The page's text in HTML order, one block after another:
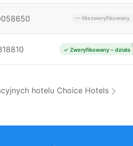
— Niezweryfikowany
✓ Zweryfikowany – działa
hotelu Choice Hotels